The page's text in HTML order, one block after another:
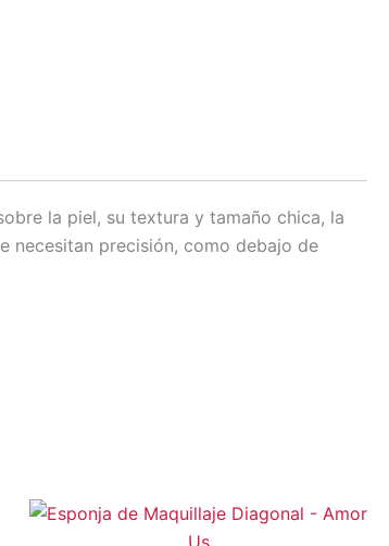
la piel, su textura y tamaño chica, la
necesitan precisión, como debajo de